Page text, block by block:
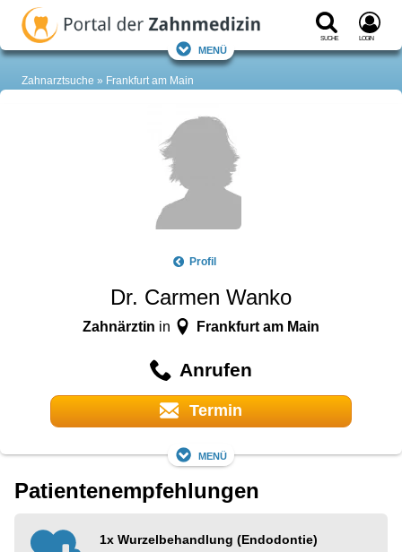
Suche Login
Menü
Zahnarztsuche Frankfurt am Main
Profil
Dr. Carmen Wanko
Zahnärztin in Frankfurt am Main
Anrufen
Termin
Menü
Patientenempfehlungen
1x Wurzelbehandlung (Endodontie)